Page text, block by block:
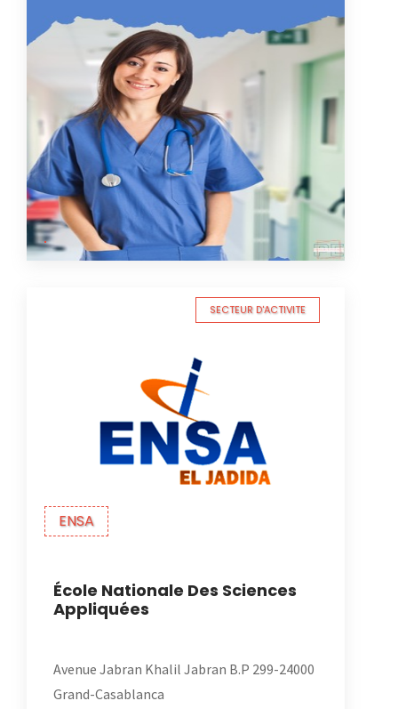
ENSA
SECTEUR D'ACTIVITE
École Nationale Des Sciences
Appliquées
Avenue Jabran Khalil Jabran B.P 299-24000
Grand-Casablanca